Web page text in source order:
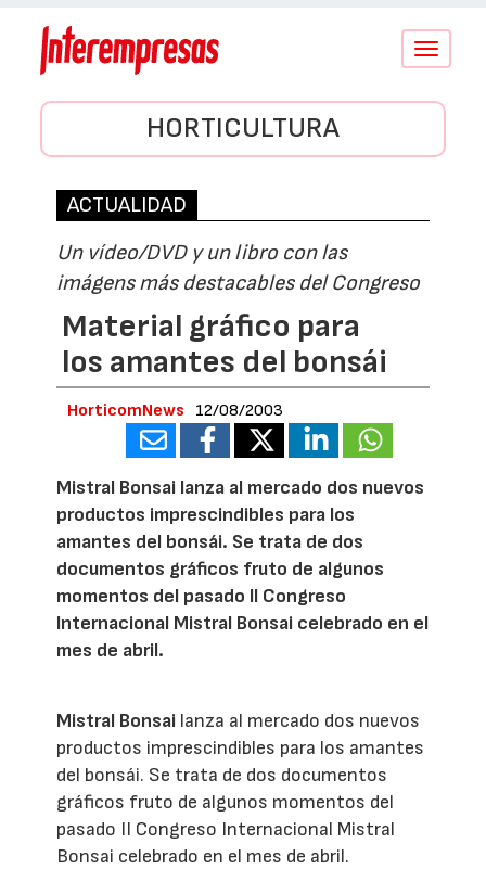
Conmutar
HORTICULTURA
ACTUALIDAD
Un vídeo/DVD y un libro con las
imágens más destacables del Congreso
Material gráfico para
los amantes del bonsái
HorticomNews 12/08/2003
Mistral Bonsai lanza al mercado dos nuevos
productos imprescindibles para los
amantes del bonsái. Se trata de dos
documentos gráficos fruto de algunos
momentos del pasado II Congreso
Internacional Mistral Bonsai celebrado en el
mes de abril.
Mistral Bonsai lanza al mercado dos nuevos
productos imprescindibles para los amantes
del bonsái. Se trata de dos documentos
gráficos fruto de algunos momentos del
pasado II Congreso Internacional Mistral
Bonsai celebrado en el mes de abril.